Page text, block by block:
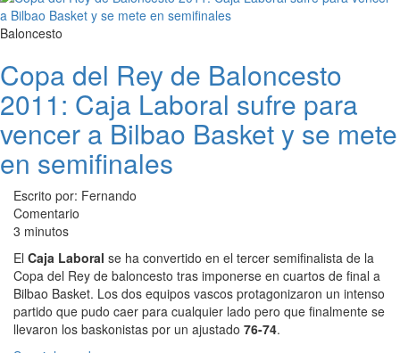
Baloncesto
Copa del Rey de Baloncesto
2011: Caja Laboral sufre para
vencer a Bilbao Basket y se mete
en semifinales
Escrito por: Fernando
Comentario
3 minutos
El Caja Laboral se ha convertido en el tercer semifinalista de la
Copa del Rey de baloncesto tras imponerse en cuartos de final a
Bilbao Basket. Los dos equipos vascos protagonizaron un intenso
partido que pudo caer para cualquier lado pero que finalmente se
llevaron los baskonistas por un ajustado 76-74.